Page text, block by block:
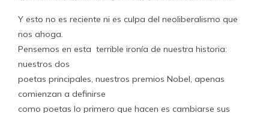
Y esto no es reciente ni es culpa del neoliberalismo que
nos ahoga.
Pensemos en esta terrible ironía de nuestra historia:
nuestros dos
poetas principales, nuestros premios Nobel, apenas
comienzan a definirse
como poetas lo primero que hacen es cambiarse sus